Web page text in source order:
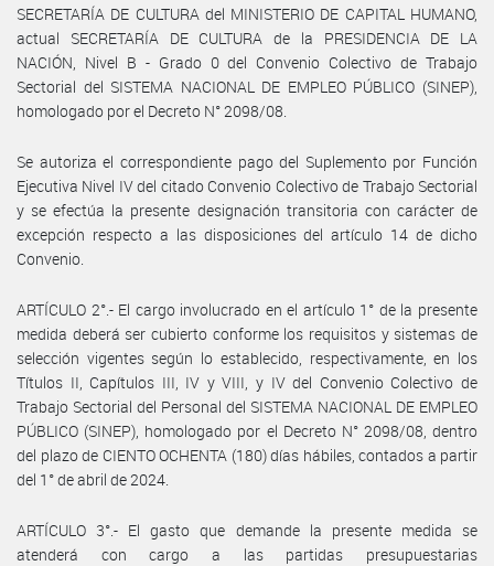
SECRETARÍA DE CULTURA del MINISTERIO DE CAPITAL HUMANO,
actual SECRETARÍA DE CULTURA de la PRESIDENCIA DE LA
NACIÓN, Nivel B - Grado 0 del Convenio Colectivo de Trabajo
Sectorial del SISTEMA NACIONAL DE EMPLEO PÚBLICO (SINEP),
homologado por el Decreto N° 2098/08.
Se autoriza el correspondiente pago del Suplemento por Función
Ejecutiva Nivel IV del citado Convenio Colectivo de Trabajo Sectorial
y se efectúa la presente designación transitoria con carácter de
excepción respecto a las disposiciones del artículo 14 de dicho
Convenio.
ARTÍCULO 2°.- El cargo involucrado en el artículo 1° de la presente
medida deberá ser cubierto conforme los requisitos y sistemas de
selección vigentes según lo establecido, respectivamente, en los
Títulos II, Capítulos III, IV y VIII, y IV del Convenio Colectivo de
Trabajo Sectorial del Personal del SISTEMA NACIONAL DE EMPLEO
PÚBLICO (SINEP), homologado por el Decreto N° 2098/08, dentro
del plazo de CIENTO OCHENTA (180) días hábiles, contados a partir
del 1° de abril de 2024.
ARTÍCULO 3°.- El gasto que demande la presente medida se
atenderá con cargo a las partidas presupuestarias